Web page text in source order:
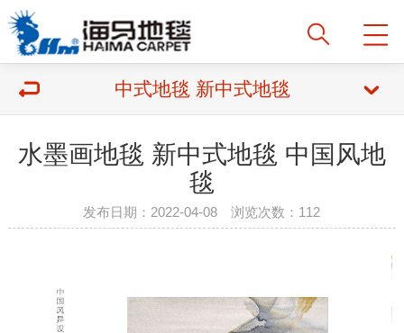
中式地毯 新中式地毯
水墨画地毯 新中式地毯 中国风地
毯
发布日期：2022-04-08 浏览次数： 112